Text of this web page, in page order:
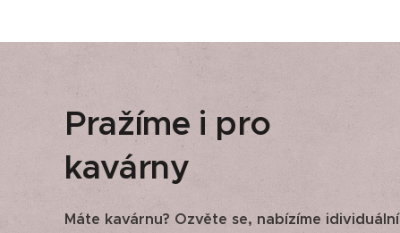
Pražíme i pro
kavárny
Máte kavárnu? Ozvěte se, nabízíme idividuální